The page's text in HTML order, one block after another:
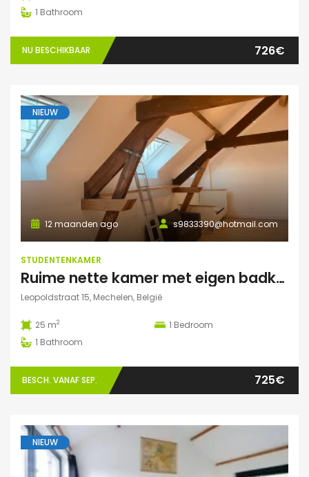
1 Bathroom
NU BESCHIKBAAR 726€
NIEUW
s9833390@hotmail.com
12 maanden ago
STUDENTENKAMER
Ruime nette kamer met eigen badkamer en veel lichtinval
Leopoldstraat 15, Mechelen, België
25 m2 1 Bedroom
1 Bathroom
BESCH. VANAF SEP. 725€
NIEUW